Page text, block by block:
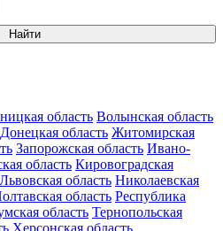
Найти
область Волынская область
Донецкая область Житомирская
Запорожская область Ивано-
область Кировоградская
Львовская область Николаевская
область Республика
область Тернопольская
Херсонская область